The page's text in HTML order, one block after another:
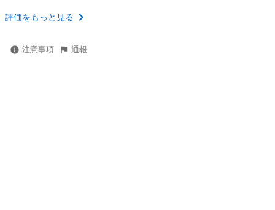
評価をもっと見る
注意事項 通報